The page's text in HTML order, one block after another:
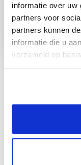
informatie over uw
partners voor
partners kunnen
informatie die u
verzameld op